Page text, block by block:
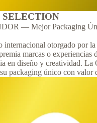
SELECTION
— Mejor Packaging
internacional otorgado por
marcas o experiencias
en diseño y creatividad. La
packaging único con valor